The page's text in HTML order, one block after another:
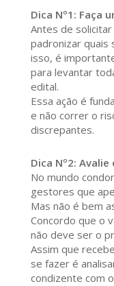
Dica Nº1: Faça
Antes de
padronizar quais
isso, é
para levantar
edital.
Essa ação é
e não correr o
discrepantes.
Dica Nº2:
No mundo
gestores que
Mas não é bem
Concordo que o
não deve ser o
Assim que
se fazer é
condizente com